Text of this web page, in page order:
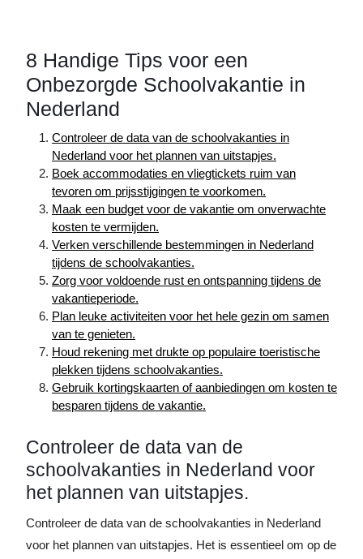
8 Handige Tips voor een
Onbezorgde Schoolvakantie in
Nederland
Controleer de data van de schoolvakanties in
Nederland voor het plannen van uitstapjes.
Boek accommodaties en vliegtickets ruim van
tevoren om prijsstijgingen te voorkomen.
Maak een budget voor de vakantie om onverwachte
kosten te vermijden.
Verken verschillende bestemmingen in Nederland
tijdens de schoolvakanties.
Zorg voor voldoende rust en ontspanning tijdens de
vakantieperiode.
Plan leuke activiteiten voor het hele gezin om samen
van te genieten.
Houd rekening met drukte op populaire toeristische
plekken tijdens schoolvakanties.
Gebruik kortingskaarten of aanbiedingen om kosten te
besparen tijdens de vakantie.
Controleer de data van de
schoolvakanties in Nederland voor
het plannen van uitstapjes.
Controleer de data van de schoolvakanties in Nederland
voor het plannen van uitstapjes. Het is essentieel om op de